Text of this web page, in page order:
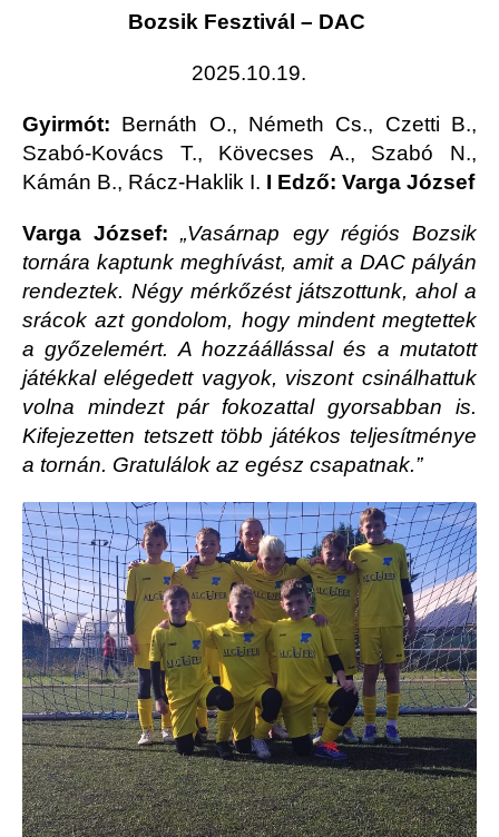
Bozsik Fesztivál – DAC
2025.10.19.
Gyirmót: Bernáth O., Németh Cs., Czetti B.,
Szabó-Kovács T., Kövecses A., Szabó N.,
Kámán B., Rácz-Haklik I. I Edző: Varga József
Varga József:„Vasárnap egy régiós Bozsik
tornára kaptunk meghívást, amit a DAC pályán
rendeztek. Négy mérkőzést játszottunk, ahol a
srácok azt gondolom, hogy mindent megtettek
a győzelemért. A hozzáállással és a mutatott
játékkal elégedett vagyok, viszont csinálhattuk
volna mindezt pár fokozattal gyorsabban is.
Kifejezetten tetszett több játékos teljesítménye
a tornán. Gratulálok az egész csapatnak.”